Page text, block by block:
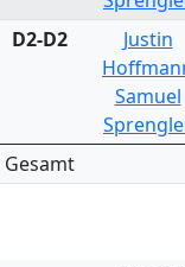
D2-D2
Justin
Samuel
Gesamt